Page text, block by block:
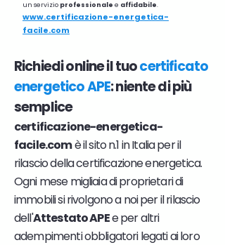
un servizio professionale e affidabile.
www.certificazione-energetica-
facile.com
Richiedi online il tuocertificato
energetico APE: niente di più
semplice
certificazione-energetica-
facile.comè il sito n.1 in Italia per il
rilascio della certificazione energetica.
Ogni mese migliaia di proprietari di
immobili si rivolgono a noi per il rilascio
dell'Attestato APEe per altri
adempimenti obbligatori legati ai loro